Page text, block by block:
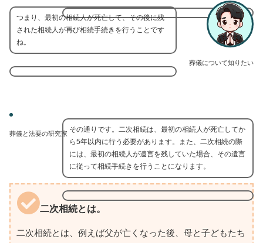
葬儀について知りたい
つまり、最初の相続人が死亡して、その後に残
された相続人が再び相続手続きを行うことです
ね。
葬儀と法要の研究家
その通りです。二次相続は、最初の相続人が死亡してか
ら5年以内に行う必要があります。また、二次相続の際
には、最初の相続人が遺言を残していた場合、その遺言
に従って相続手続きを行うことになります。
二次相続とは。
二次相続とは、例えば父が亡くなった後、母と子どもたち